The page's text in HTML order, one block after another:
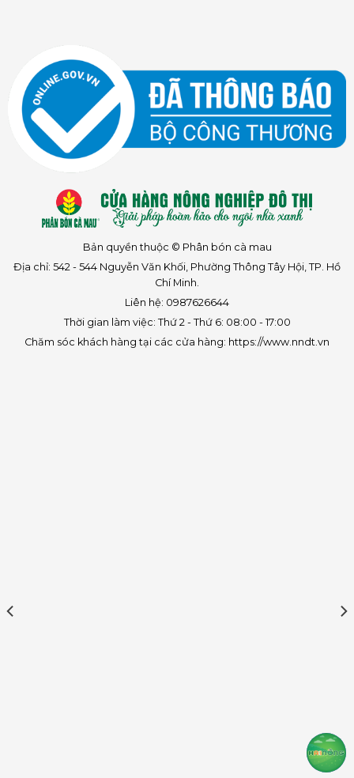
Bản quyền thuộc © Phân bón cà mau
Địa chỉ: 542 - 544 Nguyễn Văn Khối, Phường Thông Tây Hội, TP. Hồ
Chí Minh.
Liên hệ: 0987626644
Thời gian làm việc: Thứ 2 - Thứ 6: 08:00 - 17:00
Chăm sóc khách hàng tại các cửa hàng: https://www.nndt.vn